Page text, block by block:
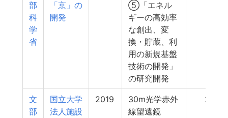
部
科
学
省
「京」の
開発
⑤「エネル
ギーの高効率
な創出、変
換・貯蔵、利
用の新規基盤
技術の開発」
の研究開発
文
部
国立大学
法人施設
2019
30m光学赤外
線望遠鏡
235